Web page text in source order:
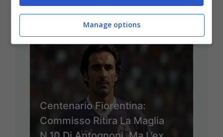
Giocatori Del Milan
Centenario Fiorentina:
Commisso Ritira La Maglia
Manage options